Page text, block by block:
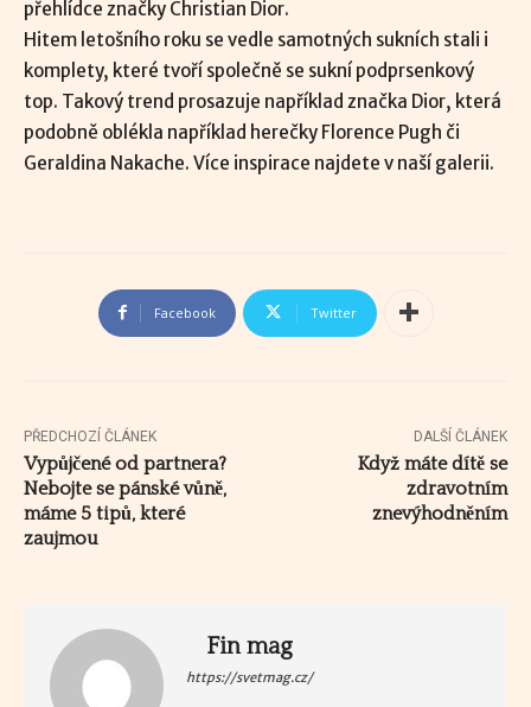
přehlídce značky Christian Dior.
Hitem letošního roku se vedle samotných sukních stali i
komplety, které tvoří společně se sukní podprsenkový
top. Takový trend prosazuje například značka Dior, která
podobně oblékla například herečky Florence Pugh či
Geraldina Nakache. Více inspirace najdete v naší galerii.
Facebook Twitter
PŘEDCHOZÍ ČLÁNEK
Vypůjčené od partnera?
Nebojte se pánské vůně,
máme 5 tipů, které
zaujmou
DALŠÍ ČLÁNEK
Když máte dítě se
zdravotním
znevýhodněním
Fin mag
https://svetmag.cz/